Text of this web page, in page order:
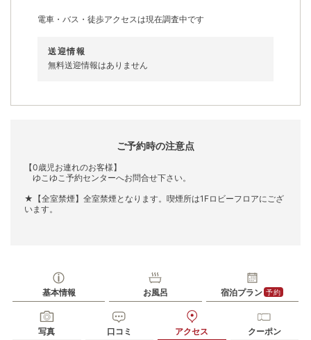
電車・バス・徒歩アクセスは現在調査中です
送迎情報
無料送迎情報はありません
ご予約時の注意点
【0歳児お連れのお客様】
ゆこゆこ予約センターへお問合せ下さい。
★【全室禁煙】全室禁煙となります。喫煙所は1Fロビーフロアにござ
います。
基本情報 お風呂 宿泊プラン 予約
写真 口コミ アクセス クーポン